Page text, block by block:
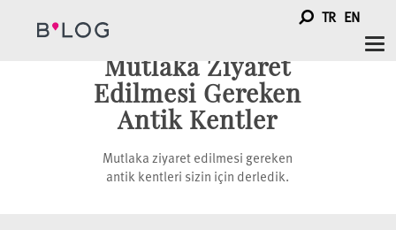
TR EN
Mutlaka Ziyaret
Edilmesi Gereken
Antik Kentler
Mutlaka ziyaret edilmesi gereken
antik kentleri sizin için derledik.